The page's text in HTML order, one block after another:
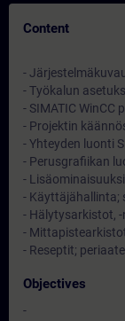
Content
-
- Työkalun
- SIMATIC WinCC
- Projektin
- Yhteyden luonti
- Perusgrafiikan
-
- Käyttäjähallinta;
- Hälytysarkistot,
-
- Reseptit;
Objectives
-